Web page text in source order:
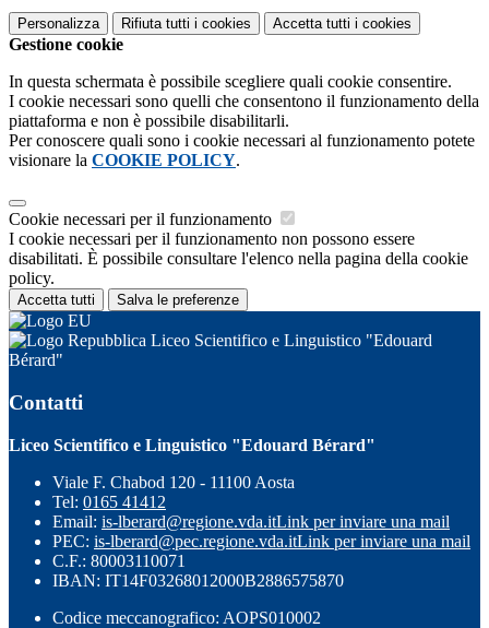
Personalizza Rifiuta tutti i cookies Accetta tutti i cookies
Gestione cookie
In questa schermata è possibile scegliere quali cookie consentire.
I cookie necessari sono quelli che consentono il funzionamento della
piattaforma e non è possibile disabilitarli.
Per conoscere quali sono i cookie necessari al funzionamento potete
visionare la COOKIE POLICY.
Cookie necessari per il funzionamento
I cookie necessari per il funzionamento non possono essere
disabilitati. È possibile consultare l'elenco nella pagina della cookie
policy.
Accetta tutti Salva le preferenze
Liceo Scientifico e Linguistico "Edouard
Bérard"
Contatti
Liceo Scientifico e Linguistico "Edouard Bérard"
Viale F. Chabod 120 - 11100 Aosta
Tel: 0165 41412
Email: is-lberard@regione.vda.itLink per inviare una mail
PEC: is-lberard@pec.regione.vda.itLink per inviare una mail
C.F.: 80003110071
IBAN: IT14F03268012000B2886575870
Codice meccanografico: AOPS010002